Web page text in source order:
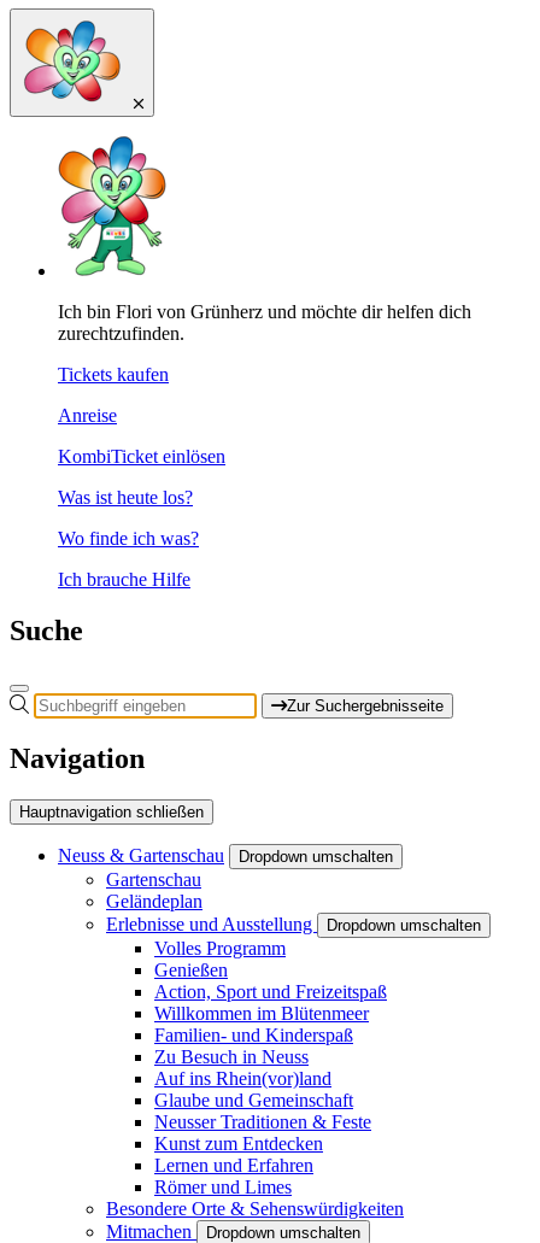
Ich bin Flori von Grünherz und möchte dir helfen dich
zurechtzufinden.
Tickets kaufen
Anreise
KombiTicket einlösen
Was ist heute los?
Wo finde ich was?
Ich brauche Hilfe
Suche
Zur Suchergebnisseite
Navigation
Hauptnavigation schließen
Neuss & Gartenschau Dropdown umschalten
Gartenschau
Geländeplan
Erlebnisse und Ausstellung
Dropdown umschalten
Volles Programm
Genießen
Action, Sport und Freizeitspaß
Willkommen im Blütenmeer
Familien- und Kinderspaß
Zu Besuch in Neuss
Auf ins Rhein(vor)land
Glaube und Gemeinschaft
Neusser Traditionen & Feste
Kunst zum Entdecken
Lernen und Erfahren
Römer und Limes
Besondere Orte & Sehenswürdigkeiten
Mitmachen
Dropdown umschalten